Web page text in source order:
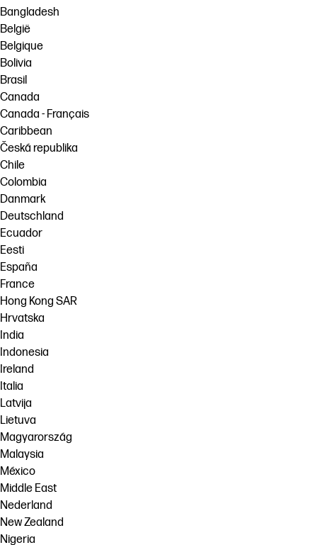
Bangladesh
België
Belgique
Bolivia
Brasil
Canada
Canada - Français
Caribbean
Česká republika
Chile
Colombia
Danmark
Deutschland
Ecuador
Eesti
España
France
Hong Kong SAR
Hrvatska
India
Indonesia
Ireland
Italia
Latvija
Lietuva
Magyarország
Malaysia
México
Middle East
Nederland
New Zealand
Nigeria